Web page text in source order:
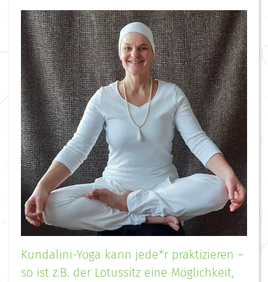
Kundalini-Yoga kann jede*r praktizieren –
so ist z.B. der Lotussitz eine Möglichkeit,